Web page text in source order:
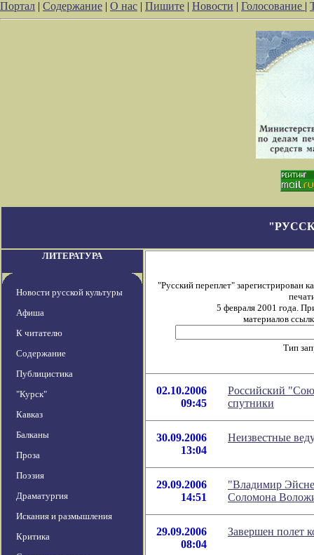
Портал | Содержание | О нас | Пишите | Новости | Голосование |
ЛИТЕРАТУРА
Новости русской культуры
Афиша
К читателю
Содержание
Публицистика
"Курск"
Кавказ
Балканы
Проза
Поэзия
Драматургия
Искания и размышления
Критика
"Русский переплет" зарегистрирован
5 февраля 2001 года.
материалов
Тип
02.10.2006
09:45
Российский
спутники
30.09.2006
13:04
Неизвестные
29.09.2006
14:51
"Владимир
Соломона
29.09.2006
08:04
Завершен полет